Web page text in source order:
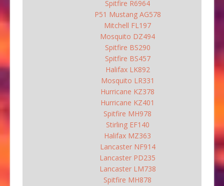
Spitfire R6964
P51 Mustang AG578
Mitchell FL197
Mosquito DZ494
Spitfire BS290
Spitfire BS457
Halifax LK892
Mosquito LR331
Hurricane KZ378
Hurricane KZ401
Spitfire MH978
Stirling EF140
Halifax MZ363
Lancaster NF914
Lancaster PD235
Lancaster LM738
Spitfire MH878